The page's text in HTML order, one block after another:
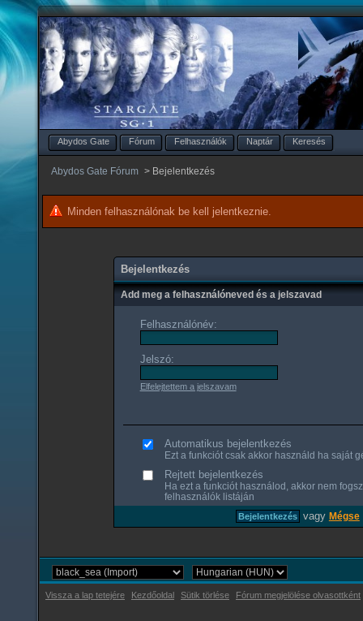
Abydos Gate Fórum Felhasználók Naptár Keresés
Abydos Gate Fórum > Bejelentkezés
Minden felhasználónak be kell jelentkeznie.
Bejelentkezés
Add meg a felhasználóneved és a jelszavad
Felhasználónév:
Jelszó:
Elfelejtettem a jelszavam
Automatikus bejelentkezés
Ezt a funkciót csak akkor használd ha saját
Rejtett bejelentkezés
Ha ezt a funkciót használod, akkor nem
felhasználók listáján
vagy Mégse
Vissza a lap tetejére Kezdőoldal Sütik törlése Fórum megjelölése olvasottként